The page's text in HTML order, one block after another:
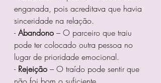
enganada, pois acreditava que havia
sinceridade na relação.
- Abandono – O parceiro que traiu
pode ter colocado outra pessoa no
lugar de prioridade emocional.
- Rejeição – O traído pode sentir que